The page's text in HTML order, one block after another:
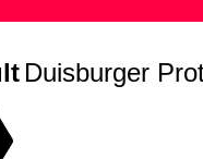
Duisburger